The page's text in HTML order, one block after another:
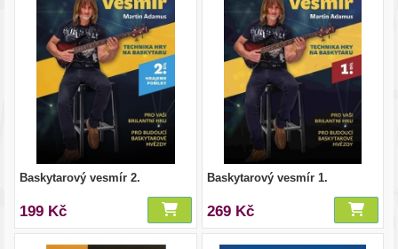
Baskytarový vesmír 2.
199 Kč
Baskytarový vesmír 1.
269 Kč